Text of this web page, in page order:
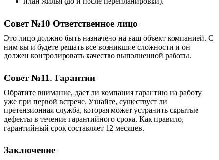
Совет №10 Ответственное лицо
Это лицо должно быть назначено на ваш объект компанией. С
ним вы и будете решать все возникшие сложности и он
должен контролировать качество выполненной работы.
Совет №11. Гарантии
Обратите внимание, дает ли компания гарантию на работу
уже при первой встрече. Узнайте, существует ли
претензионная служба, которая может устранить скрытые
дефекты в течение гарантийного срока. Как правило,
гарантийный срок составляет 12 месяцев.
Заключение